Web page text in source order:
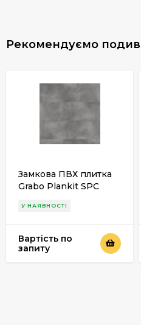
Рекомендуємо
Замкова ПВХ плитка
Grabo Plankit SPC
У НАЯВНОСТІ
Вартість по
запиту